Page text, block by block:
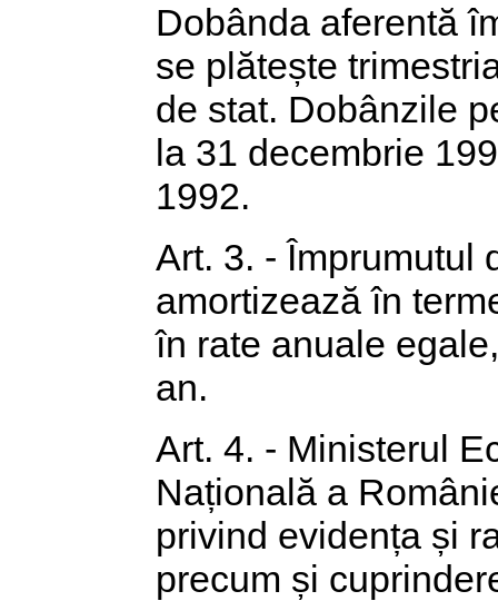
Dobânda aferentă
se plătește
de stat. Dobânzile
la 31 decembrie
1992.
Art. 3. - Împrumutul
amortizează în
în rate anuale
an.
Art. 4. - Ministerul
Națională a
privind evidența și
precum și